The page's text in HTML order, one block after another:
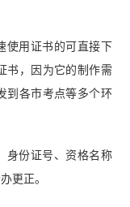
使用证书的可直接下
书，因为它的制作需
到各市考点等多个环
身份证号、资格名称
更正。